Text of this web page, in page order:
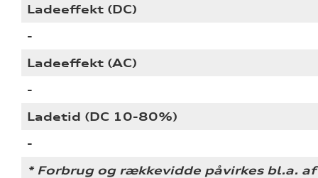
Ladeeffekt (DC)
-
Ladeeffekt (AC)
-
Ladetid (DC 10-80%)
-
* Forbrug og rækkevidde påvirkes bl.a.